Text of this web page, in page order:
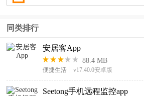
同类排行
安居客App
88.4 MB
便捷生活 v17.40.0安卓版
Seetong手机远程监控app